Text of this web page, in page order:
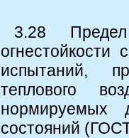
3.28
испытаний,
теплового
нормируемых
состояний